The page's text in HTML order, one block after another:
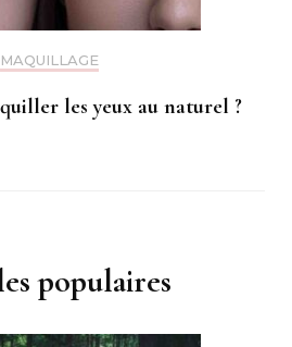
MAQUILLAGE
les yeux au naturel ?
populaires